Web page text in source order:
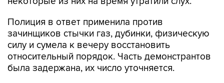
Полиция в ответ применила против
зачинщиков стычки газ, дубинки, физическую
силу и сумела к вечеру восстановить
относительный порядок. Часть демонстрантов
была задержана, их число уточняется.